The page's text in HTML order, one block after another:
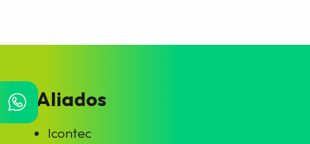
Aliados
Icontec